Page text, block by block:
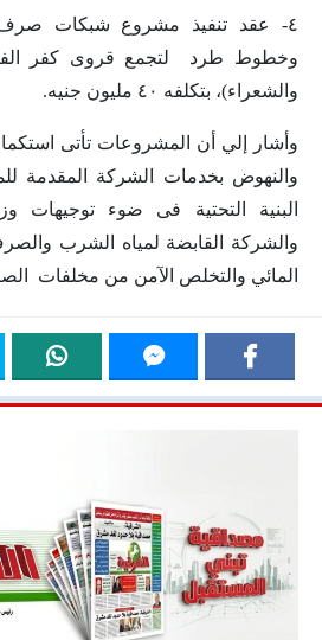
٤- عقد تنفيذ مشروع شبكات
وخطوط طرد لتجمع قروى كفر
والشعراء)، بتكلفه ٤٠ مليون جنيه.
وأشار إلي أن المشروعات تأتى
والنهوض بخدمات الشركة المقدمة
البنية التحتية فى ضوء توجيهات
والشركة القابضة لمياه الشرب
المائي والتخلص الآمن من مخلفات